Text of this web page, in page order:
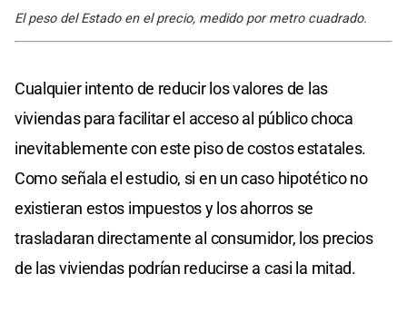
El peso del Estado en el precio, medido por metro cuadrado.
Cualquier intento de reducir los valores de las
viviendas para facilitar el acceso al público choca
inevitablemente con este piso de costos estatales.
Como señala el estudio, si en un caso hipotético no
existieran estos impuestos y los ahorros se
trasladaran directamente al consumidor, los precios
de las viviendas podrían reducirse a casi la mitad.